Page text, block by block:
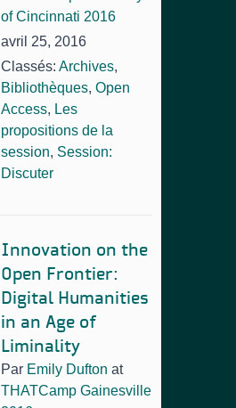
of Cincinnati 2016
avril 25, 2016
Classés: Archives,
Bibliothèques, Open
Access, Les
propositions de la
session, Session:
Discuter
Innovation on the
Open Frontier:
Digital Humanities
in an Age of
Liminality
Par Emily Dufton at
THATCamp Gainesville